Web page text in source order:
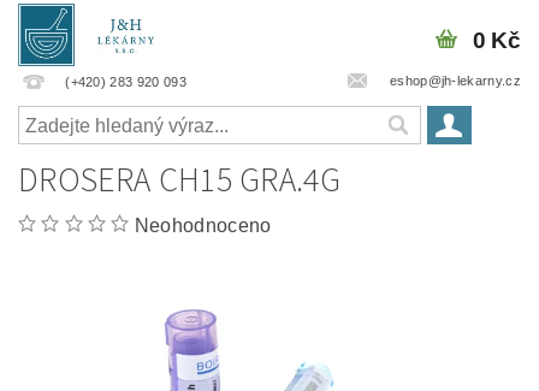
(+420) 283 920 093 eshop@jh-lekarny.cz
0 Kč
DROSERA CH15 GRA.4G
Neohodnoceno